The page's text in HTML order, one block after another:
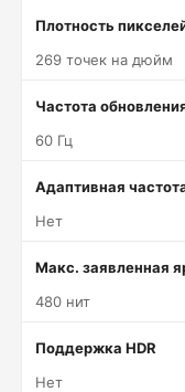
Плотность
269 точек на дюйм
Частота
60 Гц
Адаптивная
Нет
Макс. заявленная
480 нит
Поддержка HDR
Нет